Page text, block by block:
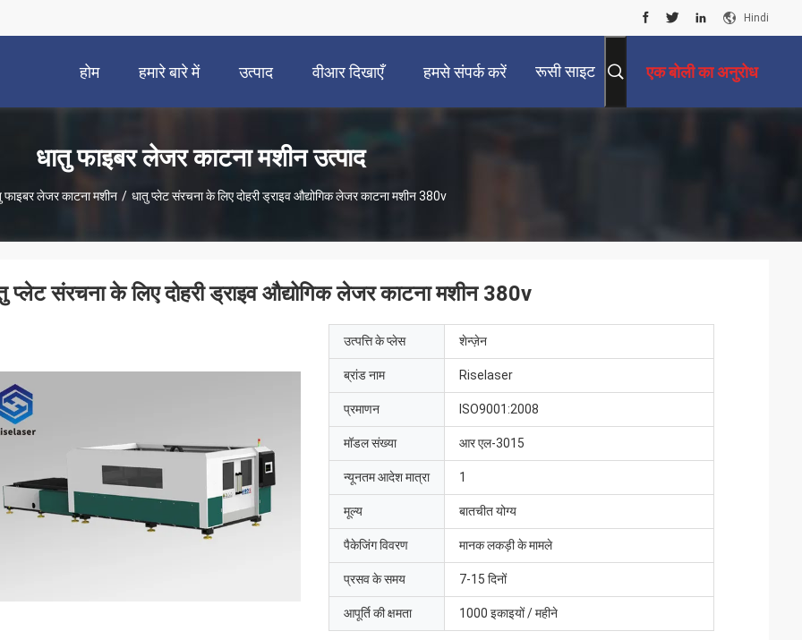
Hindi
होम हमारे बारे में उत्पाद वीआर दिखाएँ हमसे संपर्क करें रूसी साइट एक बोली का अनुरोध
धातु फाइबर लेजर काटना मशीन उत्पाद
फाइबर लेजर काटना मशीन / धातु प्लेट संरचना के लिए दोहरी ड्राइव औद्योगिक लेजर काटना मशीन 380v
प्लेट संरचना के लिए दोहरी ड्राइव औद्योगिक लेजर काटना मशीन 380v
उत्पत्ति के प्लेस शेन्ज़ेन
ब्रांड नाम Riselaser
प्रमाणन ISO9001:2008
मॉडल संख्या आर एल-3015
न्यूनतम आदेश मात्रा 1
मूल्य बातचीत योग्य
पैकेजिंग विवरण मानक लकड़ी के मामले
प्रसव के समय 7-15 दिनों
आपूर्ति की क्षमता 1000 इकाइयों / महीने